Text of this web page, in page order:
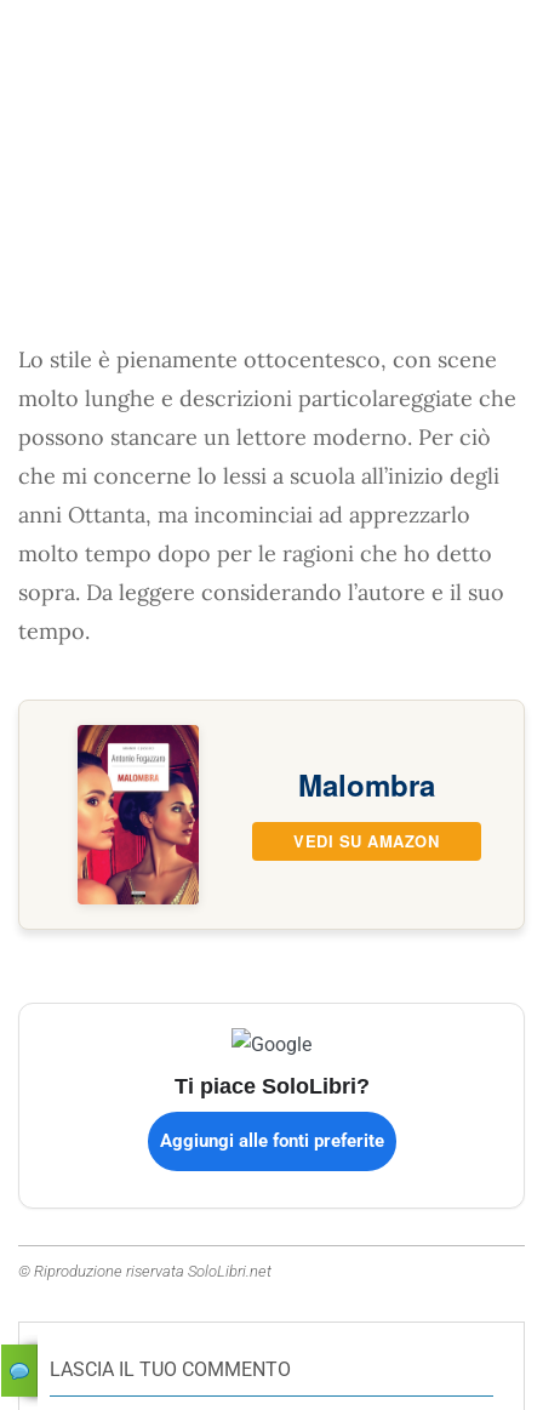
Lo stile è pienamente ottocentesco, con scene
molto lunghe e descrizioni particolareggiate che
possono stancare un lettore moderno. Per ciò
che mi concerne lo lessi a scuola all’inizio degli
anni Ottanta, ma incominciai ad apprezzarlo
molto tempo dopo per le ragioni che ho detto
sopra. Da leggere considerando l’autore e il suo
tempo.
Malombra
VEDI SU AMAZON
Ti piace SoloLibri?
Aggiungi alle fonti preferite
© Riproduzione riservata SoloLibri.net
LASCIA IL TUO COMMENTO